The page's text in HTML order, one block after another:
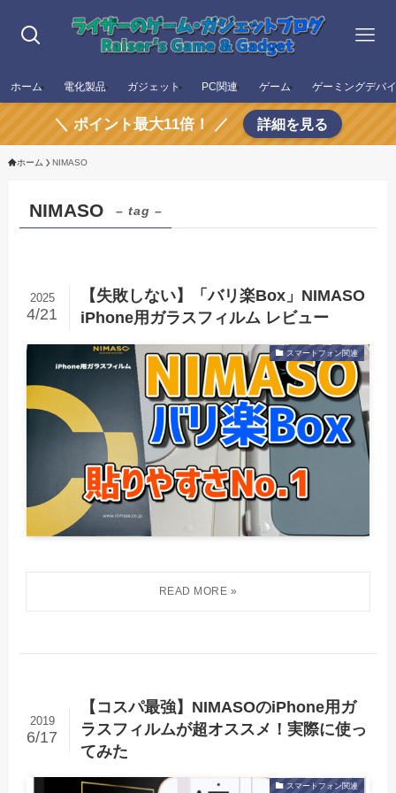
ホーム 電化製品 ガジェット PC関連 ゲーム ゲーミングデバ
＼ ポイント最大11倍！ ／ 詳細を見る
ホーム NIMASO
NIMASO – tag –
【失敗しない】「バリ楽Box」NIMASO
iPhone用ガラスフィルム レビュー
2025
4/21
スマートフォン関連
【コスパ最強】NIMASOのiPhone用ガ
ラスフィルムが超オススメ！実際に使っ
てみた
2019
6/17
スマートフォン関連